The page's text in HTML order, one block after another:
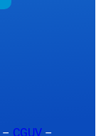
– CGUV –